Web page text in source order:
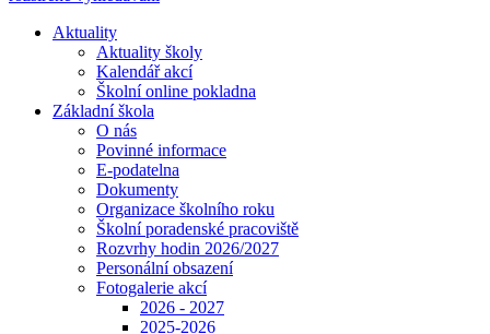
Aktuality
Aktuality školy
Kalendář akcí
Školní online pokladna
Základní škola
O nás
Povinné informace
E-podatelna
Dokumenty
Organizace školního roku
Školní poradenské pracoviště
Rozvrhy hodin 2026/2027
Personální obsazení
Fotogalerie akcí
2026 - 2027
2025-2026